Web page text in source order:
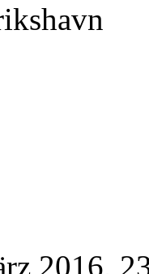
2016,